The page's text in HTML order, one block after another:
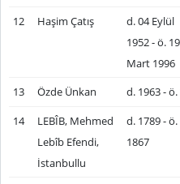
12 Haşim Çatış
d. 04 Eylül
1952 - ö. 19
Mart 1996
13 Özde Ünkan d. 1963 - ö.
14
LEBÎB, Mehmed
Lebîb Efendi,
İstanbullu
d. 1789 - ö.
1867